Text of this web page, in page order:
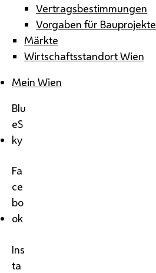
Vertragsbestimmungen
Vorgaben für Bauprojekte
Märkte
Wirtschaftsstandort Wien
Mein Wien
Blu
eS
ky
Fa
ce
bo
ok
Ins
ta